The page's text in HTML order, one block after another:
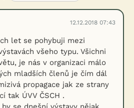
12.12.2018 07:43
let se pohybuji mezi
všeho typu. Všichni
je nás v organizaci málo
mladších členů je čím dál
propagace jak ze strany
tak ÚVV ČSCH .